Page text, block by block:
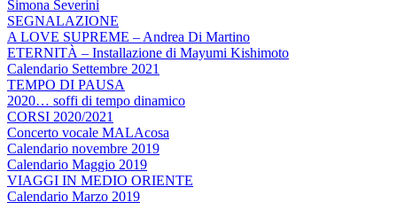
Simona Severini
SEGNALAZIONE
A LOVE SUPREME – Andrea Di Martino
ETERNITÀ – Installazione di Mayumi Kishimoto
Calendario Settembre 2021
TEMPO DI PAUSA
2020… soffi di tempo dinamico
CORSI 2020/2021
Concerto vocale MALAcosa
Calendario novembre 2019
Calendario Maggio 2019
VIAGGI IN MEDIO ORIENTE
Calendario Marzo 2019